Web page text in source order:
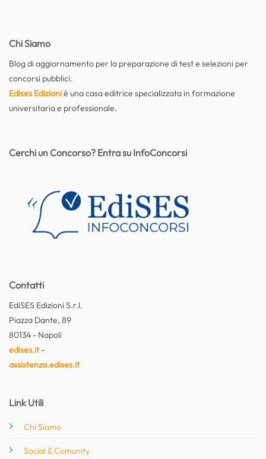
Chi Siamo
Blog di aggiornamento per la preparazione di test e selezioni per
concorsi pubblici.
Edises Edizioniè una casa editrice specializzata in formazione
universitaria e professionale.
Contatti
EdiSES Edizioni S.r.l.
Piazza Dante, 89
80134 - Napoli
edises.it-
assistenza.edises.it
Link Utili
Chi Siamo
Social & Comunity
Cerchi un Concorso? Entra su InfoConcorsi